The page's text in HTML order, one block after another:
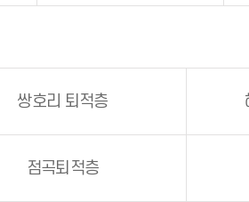
쌍호리 퇴적층
점곡퇴적층